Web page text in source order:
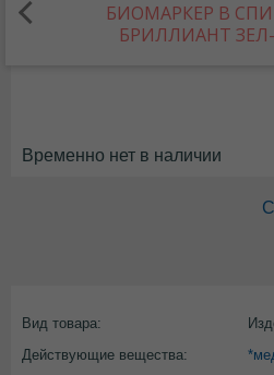
БИОМАРКЕР B
БРИЛЛИАНТ
Временно нет в наличии
Вид товара:
Действующие вещества: